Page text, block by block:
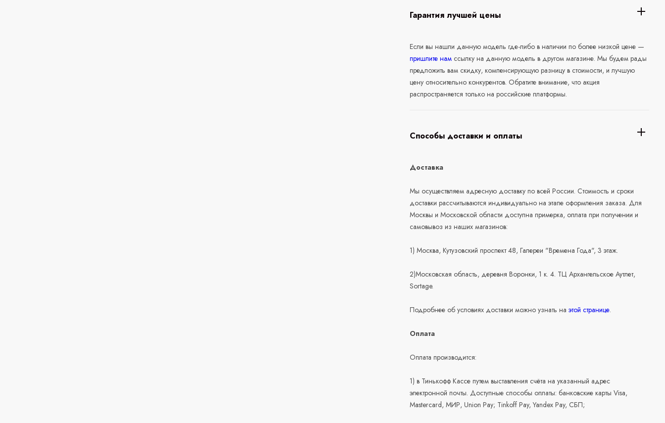
Гарантия лучшей цены
Если вы нашли данную модель где-либо в наличии по более низкой цене —
пришлите нам ссылку на данную модель в другом магазине. Мы будем рады
предложить вам скидку, компенсирующую разницу в стоимости, и лучшую
цену относительно конкурентов. Обратите внимание, что акция
распространяется только на российские платформы.
Способы доставки и оплаты
Доставка
Мы осуществляем адресную доставку по всей России. Стоимость и сроки
доставки рассчитываются индивидуально на этапе оформления заказа. Для
Москвы и Московской области доступна примерка, оплата при получении и
самовывоз из наших магазинов:
1) Москва, Кутузовский проспект 48, Галереи "Времена Года", 3 этаж.
2)Московская область, деревня Воронки, 1 к. 4. ТЦ Архангельское Аутлет,
Sortage.
Подробнее об условиях доставки можно узнать наэтой странице.
Оплата
Оплата производится:
1) в Тинькофф Кассе путем выставления счёта на указанный адрес
электронной почты. Доступные способы оплаты: банковские карты Visa,
Mastercard, МИР, Union Pay; Tinkoff Pay, Yandex Pay, СБП;